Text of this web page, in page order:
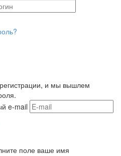
и мы вышлем
e-mail
поле ваше имя